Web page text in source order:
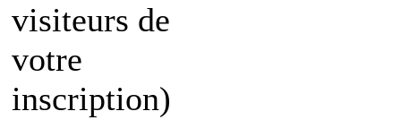
visiteurs de
votre
inscription)